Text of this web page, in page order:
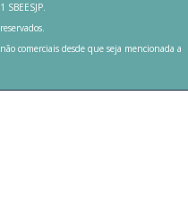
comerciais desde que seja mencionada a